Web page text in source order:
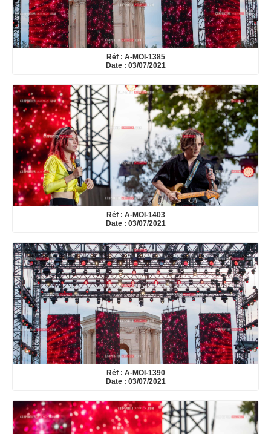
Réf : A-MOI-1385
Date : 03/07/2021
Réf : A-MOI-1403
Date : 03/07/2021
Réf : A-MOI-1390
Date : 03/07/2021